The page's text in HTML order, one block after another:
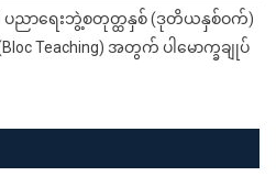
ညာရေးဘွဲ့စတုတ္ထနှစ် (ဒုတိယနှစ်ဝက်)
Teaching) အတွက် ပါမောက္ခချုပ်